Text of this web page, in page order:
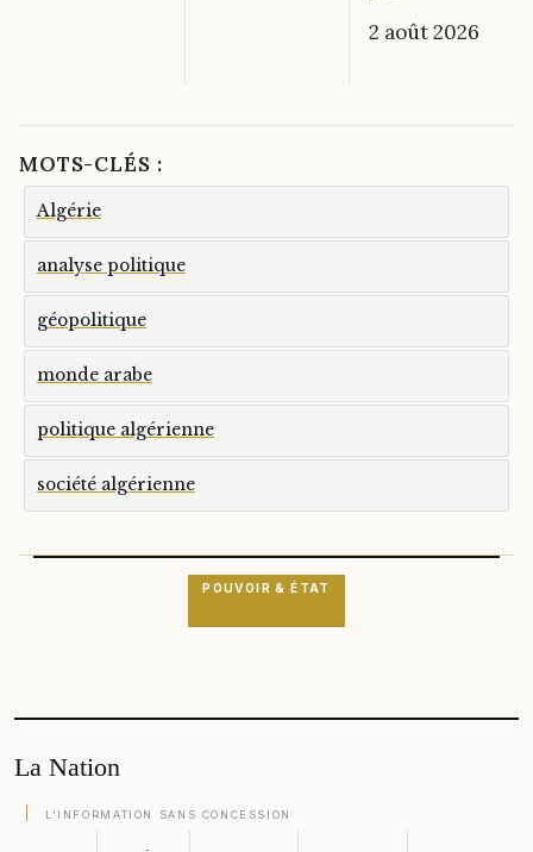
2 août 2026
MOTS-CLÉS :
Algérie
analyse politique
géopolitique
monde arabe
politique algérienne
société algérienne
POUVOIR & ÉTAT
La Nation
L'INFORMATION SANS CONCESSION